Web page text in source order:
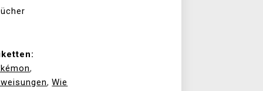
,
,Wie